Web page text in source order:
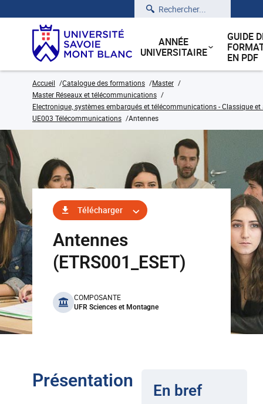
Rechercher
ANNÉE
UNIVERSITAIRE
GUIDE
EN PDF
Accueil Catalogue des formations
Master
Master Réseaux et télécommunications
Electronique, systèmes embarqués et télécommunications - Classique
UE003 Télécommunications
Antennes
Télécharger
Antennes
(ETRS001_ESET)
benefits
COMPOSANTE
UFR Sciences et Montagne
Présentation En bref